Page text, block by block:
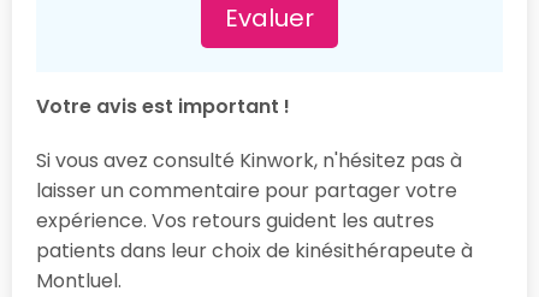
Evaluer
Votre avis est important !
Si vous avez consulté Kinwork, n'hésitez pas à
laisser un commentaire pour partager votre
expérience. Vos retours guident les autres
patients dans leur choix de kinésithérapeute à
Montluel.